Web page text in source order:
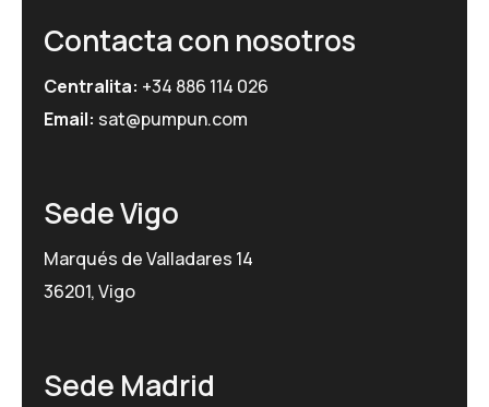
Contacta con nosotros
Centralita: +34 886 114 026
Email: sat@pumpun.com
Sede Vigo
Marqués de Valladares 14
36201, Vigo
Sede Madrid